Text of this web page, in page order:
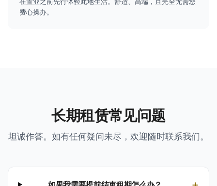
费心操办。
长期租赁常见问题
坦诚作答。如有任何疑问未尽，欢迎随时联系我们。